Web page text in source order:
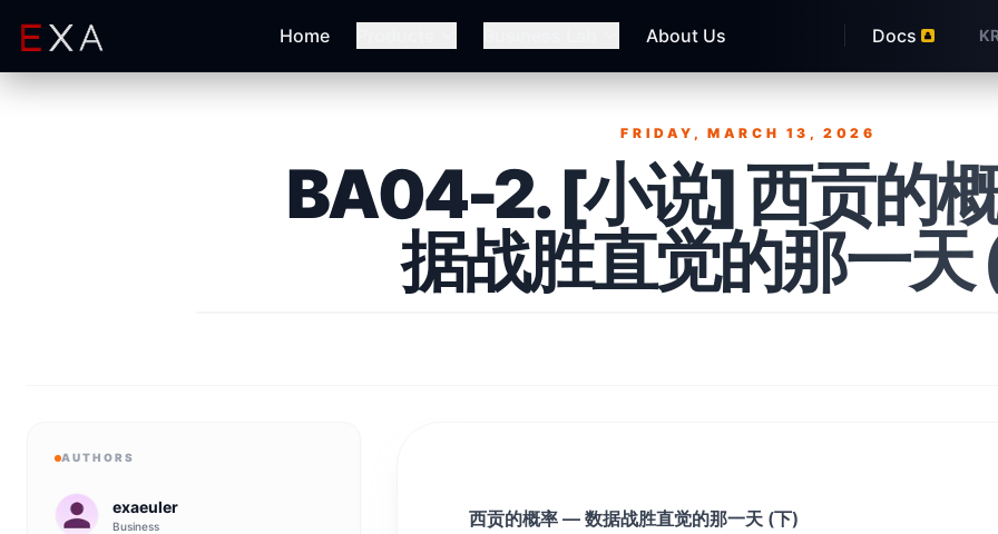
Home About Us Docs
Published on
FRIDAY, MARCH 13, 2026
BA04-2. [小说] 西贡的
据战胜直觉的那一天
AUTHORS
exaeuler
Business
西贡的概率 — 数据战胜直觉的那一天 (下)